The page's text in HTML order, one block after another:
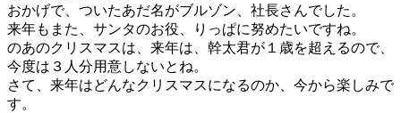
おかげで、ついたあだ名がブルゾン、社長さんでした。
来年もまた、サンタのお役、りっぱに努めたいですね。
のあのクリスマスは、来年は、幹太君が１歳を超えるので、
今度は３人分用意しないとね。
さて、来年はどんなクリスマスになるのか、今から楽しみで
す。